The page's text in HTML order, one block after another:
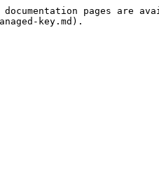
pages are
key.md).